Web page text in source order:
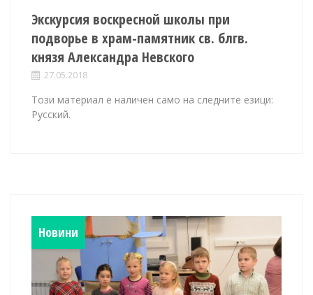
Экскурсия воскресной школы при
подворье в храм-памятник св. блгв.
князя Александра Невского
27.05.2018
Този материал е наличен само на следните езици:
Русский.
Новини